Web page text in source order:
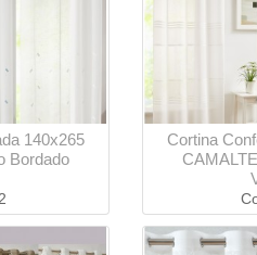
140x265
Bordado
Cortina